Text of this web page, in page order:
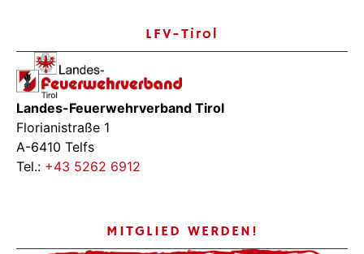
LFV-Tirol
Landes-Feuerwehrverband Tirol
Florianistraße 1
A-6410 Telfs
Tel.: +43 5262 6912
MITGLIED WERDEN!